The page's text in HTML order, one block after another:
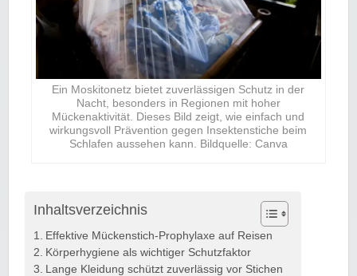
Ein Moskitonetz bietet zuverlässigen Schutz in der
Nacht, besonders in Regionen mit hoher
Mückenaktivität. Dieses Bild zeigt, wie einfach und
wirkungsvoll Prävention gegen Insektenstiche beim
Schlafen aussehen kann. Bildquelle: Canva
Inhaltsverzeichnis
Effektive Mückenstich-Prophylaxe auf Reisen
Körperhygiene als wichtiger Schutzfaktor
Lange Kleidung schützt zuverlässig vor Stichen